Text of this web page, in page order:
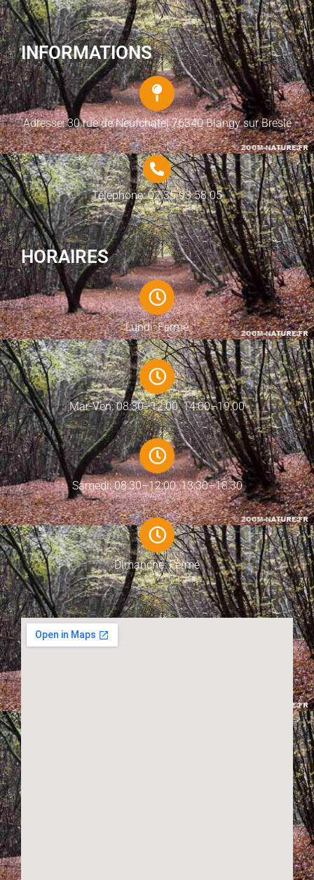
INFORMATIONS
Adresse: 30 rue de Neufchatel 76340 Blangy sur Bresle
Téléphone: 02 35 93 58 05
HORAIRES
Lundi: Fermé
Mar-Ven: 08:30–12:00, 14:00–19:00
Samedi: 08:30–12:00, 13:30–18:30
Dimanche: Fermé